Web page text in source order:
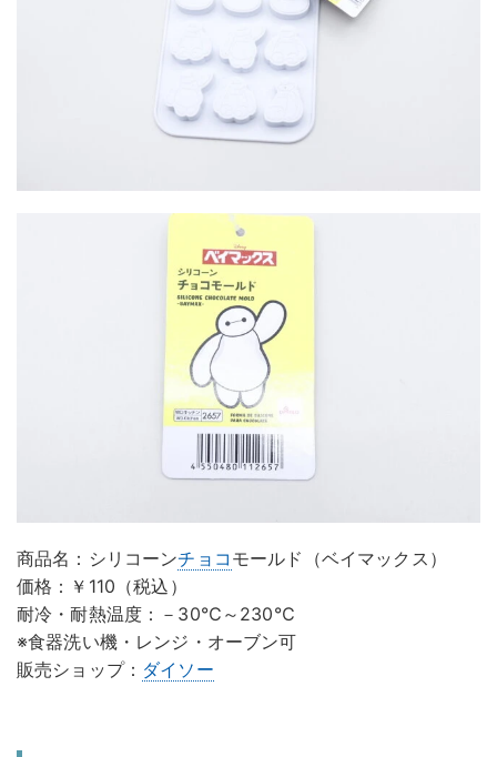
商品名：シリコーンチョコ モールド（ベイマックス）
価格：￥110（税込）
耐冷・耐熱温度：－30℃～230℃
※食器洗い機・レンジ・オーブン可
販売ショップ： ダイソー